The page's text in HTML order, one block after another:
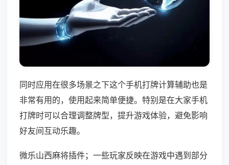
同时应用在很多场景之下这个手机打牌计算辅助也是
非常有用的，使用起来简单便捷。特别是在大家手机
打牌时可以合理调整牌型，提升游戏体验，避免影响
好友间互动乐趣。
微乐山西麻将插件；一些玩家反映在游戏中遇到部分